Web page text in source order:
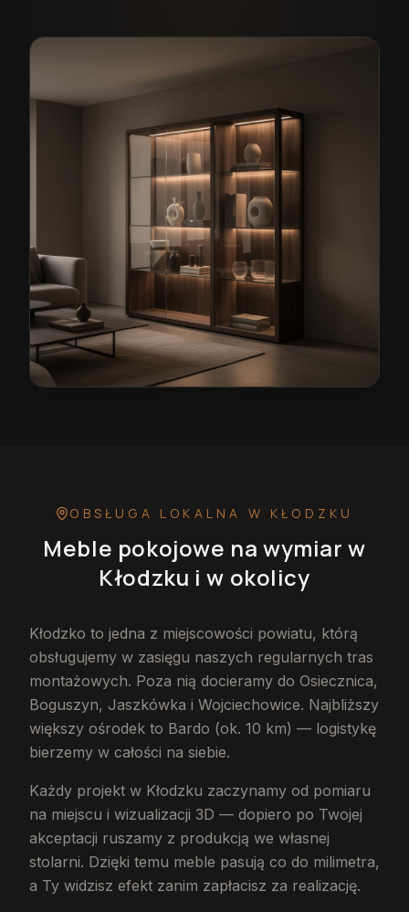
OBSŁUGA LOKALNA W KŁODZKU
Meble pokojowe na wymiar w
Kłodzku i w okolicy
Kłodzko to jedna z miejscowości powiatu, którą
obsługujemy w zasięgu naszych regularnych tras
montażowych. Poza nią docieramy do Osiecznica,
Boguszyn, Jaszkówka i Wojciechowice. Najbliższy
większy ośrodek to Bardo (ok. 10 km) — logistykę
bierzemy w całości na siebie.
Każdy projekt w Kłodzku zaczynamy od pomiaru
na miejscu i wizualizacji 3D — dopiero po Twojej
akceptacji ruszamy z produkcją we własnej
stolarni. Dzięki temu meble pasują co do milimetra,
a Ty widzisz efekt zanim zapłacisz za realizację.